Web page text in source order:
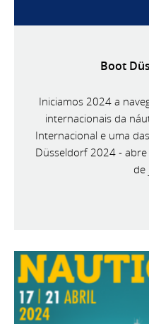
Boot
Iniciamos 2024 a
internacionais da
Internacional e uma
Düsseldorf 2024 -
de